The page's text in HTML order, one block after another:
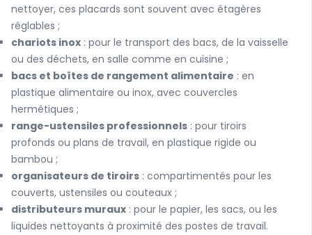
nettoyer, ces placards sont souvent avec étagères
réglables ;
chariots inox : pour le transport des bacs, de la vaisselle
ou des déchets, en salle comme en cuisine ;
bacs et boîtes de rangement alimentaire : en
plastique alimentaire ou inox, avec couvercles
hermétiques ;
range-ustensiles professionnels : pour tiroirs
profonds ou plans de travail, en plastique rigide ou
bambou ;
organisateurs de tiroirs : compartimentés pour les
couverts, ustensiles ou couteaux ;
distributeurs muraux : pour le papier, les sacs, ou les
liquides nettoyants à proximité des postes de travail.